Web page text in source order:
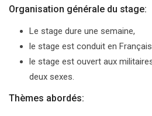
Organisation générale du stage:
Le stage dure une semaine,
le stage est conduit en
le stage est ouvert aux
deux sexes.
Thèmes abordés: